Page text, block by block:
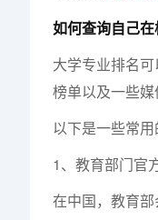
如何查询自己在
大学专业排名
榜单以及一些
以下是一些常用
1、教育部门官
在中国，教育